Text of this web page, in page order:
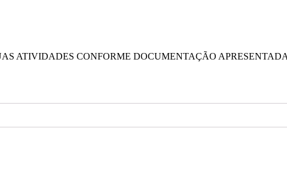
ATIVIDADES CONFORME DOCUMENTAÇÃO